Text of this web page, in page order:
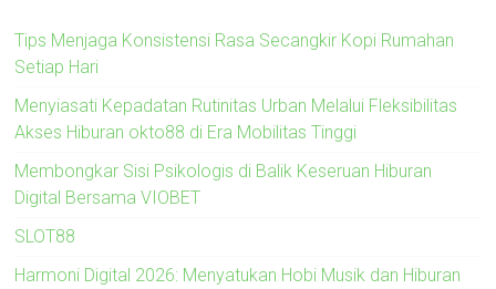
Tips Menjaga Konsistensi Rasa Secangkir Kopi Rumahan
Setiap Hari
Menyiasati Kepadatan Rutinitas Urban Melalui Fleksibilitas
Akses Hiburan okto88 di Era Mobilitas Tinggi
Membongkar Sisi Psikologis di Balik Keseruan Hiburan
Digital Bersama VIOBET
SLOT88
Harmoni Digital 2026: Menyatukan Hobi Musik dan Hiburan